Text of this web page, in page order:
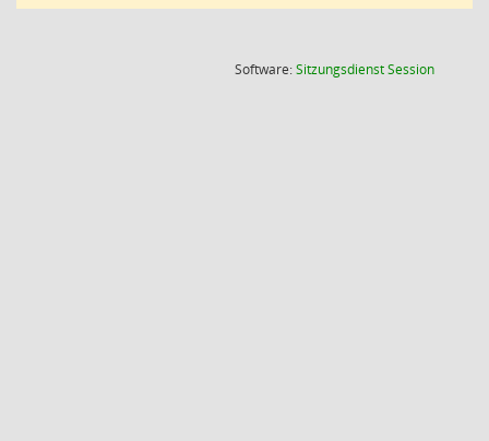
Software:SitzungsdienstSession(Wird in